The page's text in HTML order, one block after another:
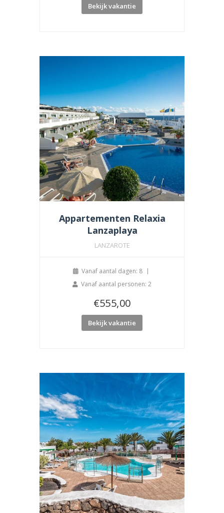
Bekijk vakantie
Appartementen Relaxia
Lanzaplaya
LANZAROTE
Vanaf aantal dagen: 8
Vanaf aantal personen: 2
€555,00
Bekijk vakantie